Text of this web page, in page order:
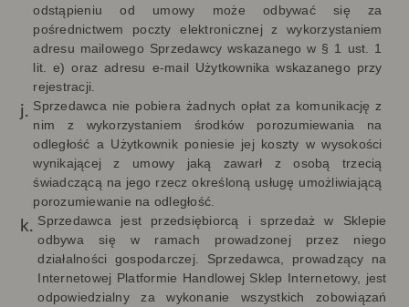
odstąpieniu od umowy może odbywać się za
pośrednictwem poczty elektronicznej z wykorzystaniem
adresu mailowego Sprzedawcy wskazanego w § 1 ust. 1
lit. e) oraz adresu e-mail Użytkownika wskazanego przy
rejestracji.
Sprzedawca nie pobiera żadnych opłat za komunikację z
nim z wykorzystaniem środków porozumiewania na
odległość a Użytkownik poniesie jej koszty w wysokości
wynikającej z umowy jaką zawarł z osobą trzecią
świadczącą na jego rzecz określoną usługę umożliwiającą
porozumiewanie na odległość.
Sprzedawca jest przedsiębiorcą i sprzedaż w Sklepie
odbywa się w ramach prowadzonej przez niego
działalności gospodarczej.
Sprzedawca, prowadzący na
Internetowej Platformie Handlowej Sklep Internetowy, jest
odpowiedzialny za wykonanie wszystkich zobowiązań